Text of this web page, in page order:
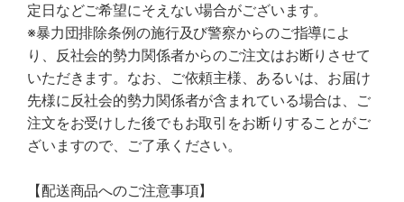
定日などご希望にそえない場合がございます。
※暴力団排除条例の施行及び警察からのご指導によ
り、反社会的勢力関係者からのご注文はお断りさせて
いただきます。なお、ご依頼主様、あるいは、お届け
先様に反社会的勢力関係者が含まれている場合は、ご
注文をお受けした後でもお取引をお断りすることがご
ざいますので、ご了承ください。
【配送商品へのご注意事項】